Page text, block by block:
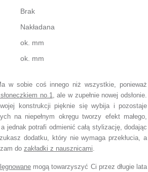
Brak
Nakładana
ok. mm
ok. mm
w sobie coś innego niż wszystkie, ponieważ
no.1, ale w zupełnie nowej odsłonie.
konstrukcji pięknie się wybija i pozostaje
na niepełnym okręgu tworzy efekt małego,
jednak potrafi odmienić całą stylizację, dodając
dodatku, który nie wymaga przekłucia, a
do zakładki z nausznicami.
mogą towarzyszyć Ci przez długie lata